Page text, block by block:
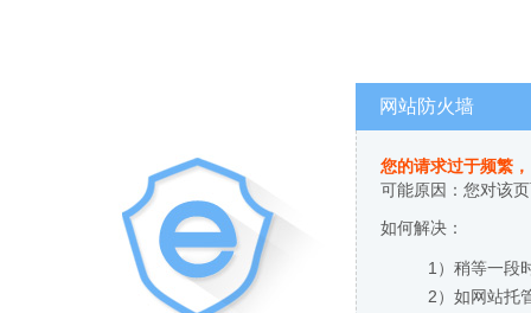
网站防火墙
您的请求过于频繁
可能原因：您对该
如何解决：
1）稍等一段
2）如网站托